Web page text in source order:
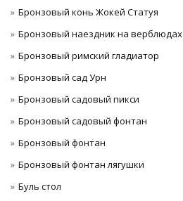
Бронзовый конь Жокей Статуя
Бронзовый наездник на верблюдах
Бронзовый римский гладиатор
Бронзовый сад Урн
Бронзовый садовый пикси
Бронзовый садовый фонтан
Бронзовый фонтан
Бронзовый фонтан лягушки
Буль стол